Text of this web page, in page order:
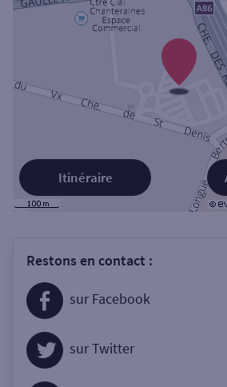
Itinéraire
Restons en contact :
sur Facebook
sur Twitter